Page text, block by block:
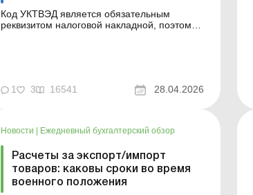
Код УКТВЭД является обязательным
реквизитом налоговой накладной, поэтому
приобретенных в Украине или ввезенных в
1 3 16541 28.04.2026
Новости | Ежедневный бухгалтерский обзор
Расчеты за экспорт/импорт
товаров: каковы сроки во время
военного положения